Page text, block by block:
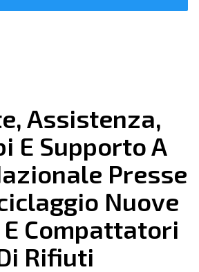
Assistenza,
E Supporto A
Presse
Nuove
E Compattatori
Rifiuti